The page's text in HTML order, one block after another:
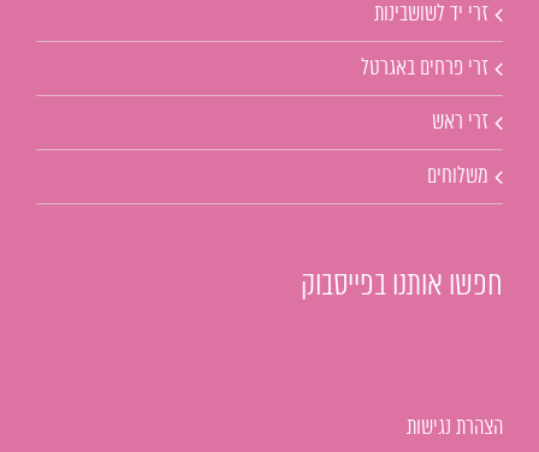
זרי יד לשושבינות
זרי פרחים באגרטל
זרי ראש
משלוחים
חפשו אותנו בפייסבוק
הצהרת נגישות